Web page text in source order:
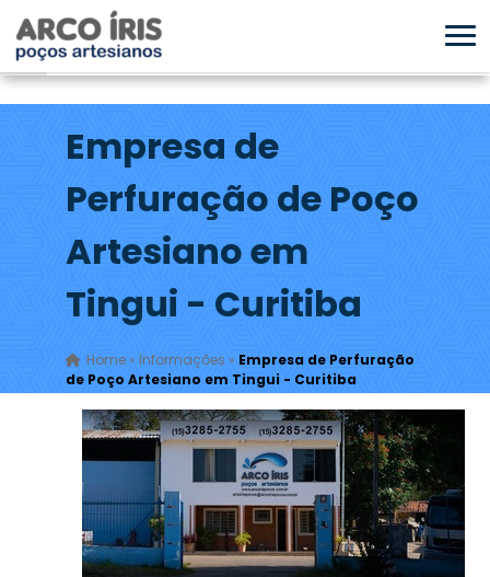
Empresa de
Perfuração de Poço
Artesiano em
Tingui - Curitiba
Home» Informações » Empresa de Perfuração
de Poço Artesiano em Tingui - Curitiba